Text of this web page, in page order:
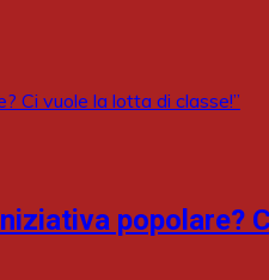
popolare?